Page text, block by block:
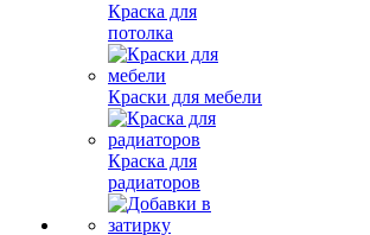
Краска для
потолка
Краски для мебели
Краска для
радиаторов